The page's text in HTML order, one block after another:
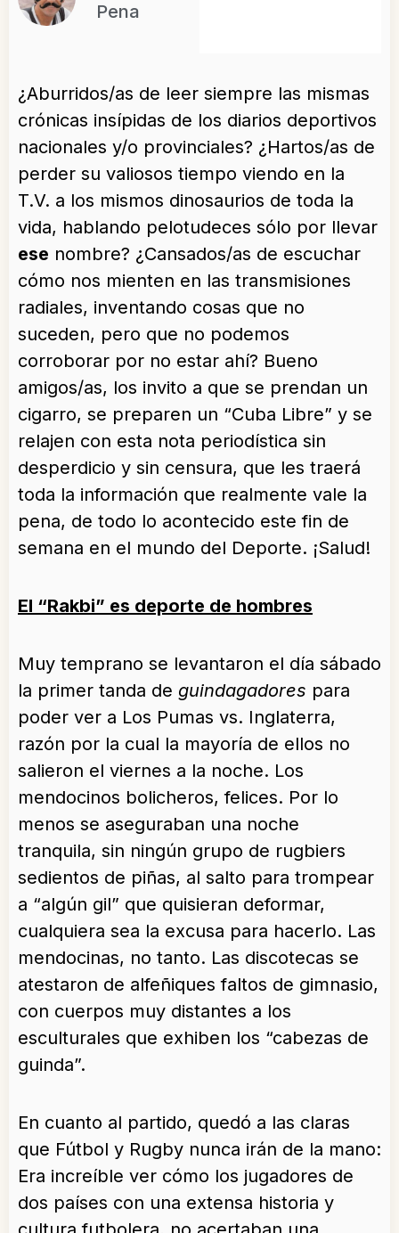
Pena
¿Aburridos/as de leer siempre las mismas
crónicas insípidas de los diarios deportivos
nacionales y/o provinciales? ¿Hartos/as de
perder su valiosos tiempo viendo en la
T.V. a los mismos dinosaurios de toda la
vida, hablando pelotudeces sólo por llevar
ese nombre? ¿Cansados/as de escuchar
cómo nos mienten en las transmisiones
radiales, inventando cosas que no
suceden, pero que no podemos
corroborar por no estar ahí? Bueno
amigos/as, los invito a que se prendan un
cigarro, se preparen un “Cuba Libre” y se
relajen con esta nota periodística sin
desperdicio y sin censura, que les traerá
toda la información que realmente vale la
pena, de todo lo acontecido este fin de
semana en el mundo del Deporte. ¡Salud!
El “Rakbi” es deporte de hombres
Muy temprano se levantaron el día sábado
la primer tanda de guindagadores para
poder ver a Los Pumas vs. Inglaterra,
razón por la cual la mayoría de ellos no
salieron el viernes a la noche. Los
mendocinos bolicheros, felices. Por lo
menos se aseguraban una noche
tranquila, sin ningún grupo de rugbiers
sedientos de piñas, al salto para trompear
a “algún gil” que quisieran deformar,
cualquiera sea la excusa para hacerlo. Las
mendocinas, no tanto. Las discotecas se
atestaron de alfeñiques faltos de gimnasio,
con cuerpos muy distantes a los
esculturales que exhiben los “cabezas de
guinda”.
En cuanto al partido, quedó a las claras
que Fútbol y Rugby nunca irán de la mano:
Era increíble ver cómo los jugadores de
dos países con una extensa historia y